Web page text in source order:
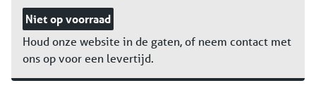
Niet op voorraad
Houd onze website in de gaten, of neem contact met
ons op voor een levertijd.